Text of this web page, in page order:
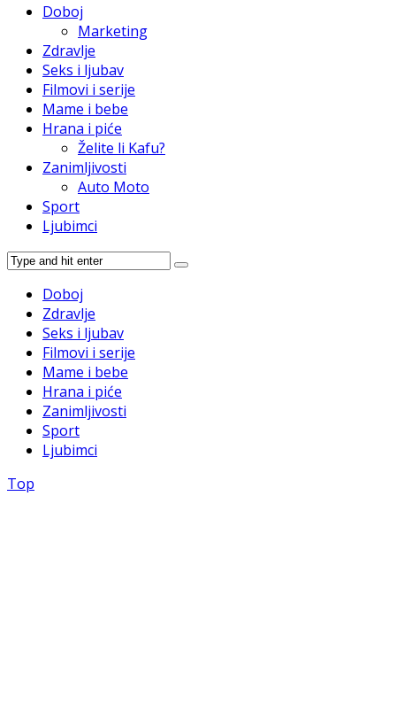
Doboj
Marketing
Zdravlje
Seks i ljubav
Filmovi i serije
Mame i bebe
Hrana i piće
Želite li Kafu?
Zanimljivosti
Auto Moto
Sport
Ljubimci
Doboj
Zdravlje
Seks i ljubav
Filmovi i serije
Mame i bebe
Hrana i piće
Zanimljivosti
Sport
Ljubimci
Top